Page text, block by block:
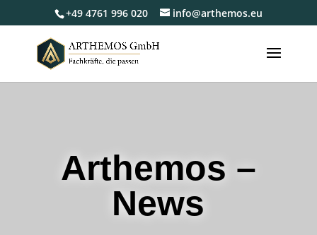
+49 4761 996 020 info@arthemos.eu
Arthemos –
News